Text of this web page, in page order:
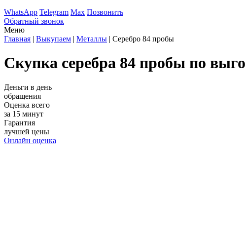
WhatsApp Telegram Max Позвонить
Обратный звонок
Меню
Главная | Выкупаем | Металлы | Серебро 84 пробы
Скупка серебра 84 пробы по
Деньги в день
обращения
Оценка всего
за 15 минут
Гарантия
лучшей цены
Онлайн оценка